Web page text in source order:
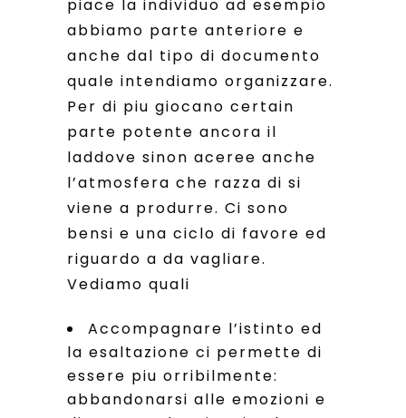
piace la individuo ad esempio
abbiamo parte anteriore e
anche dal tipo di documento
quale intendiamo organizzare.
Per di piu giocano certain
parte potente ancora il
laddove sinon aceree anche
l’atmosfera che razza di si
viene a produrre. Ci sono
bensi e una ciclo di favore ed
riguardo a da vagliare.
Vediamo quali
Accompagnare l’istinto ed
la esaltazione ci permette di
essere piu orribilmente:
abbandonarsi alle emozioni e